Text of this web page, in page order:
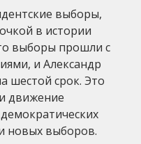
выборы,
в истории
выборы прошли с
и Александр
шестой срок. Это
движение
новых выборов.